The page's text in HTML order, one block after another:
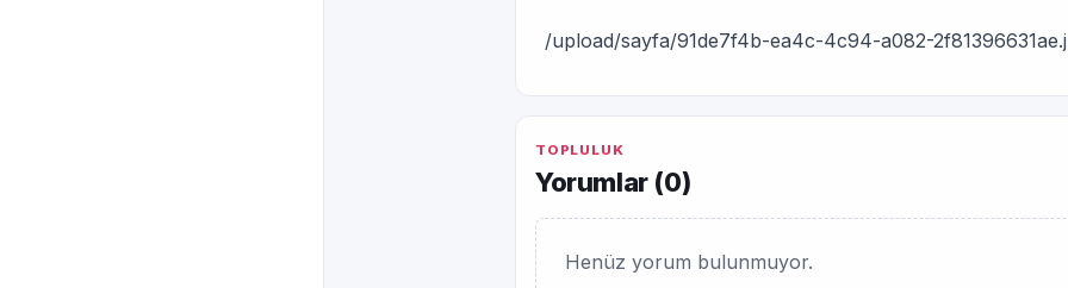
/upload/sayfa/91de7f4b-ea4c-4c94-a082-
TOPLULUK
Yorumlar (0)
Henüz yorum bulunmuyor.